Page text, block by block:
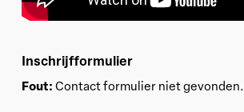
Inschrijfformulier
Fout: Contact formulier niet gevonden.